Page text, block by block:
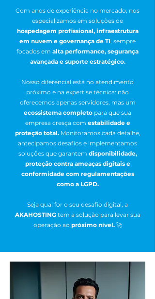
Com anos de experiência no mercado, nos
especializamos em soluções de
hospedagem profissional, infraestrutura
em nuvem e governança de TI, sempre
focados em alta performance, segurança
avançada e suporte estratégico.
Nosso diferencial está no atendimento
próximo e na expertise técnica: não
oferecemos apenas servidores, mas um
ecossistema completo para que sua
empresa cresça com estabilidade e
proteção total.Monitoramos cada detalhe,
antecipamos desafios e implementamos
soluções que garantem disponibilidade,
proteção contra ameaças digitais e
conformidade com regulamentações
como a LGPD.
Seja qual for o seu desafio digital, a
AKAHOSTING tem a solução para levar sua
operação ao próximo nível. 🚀